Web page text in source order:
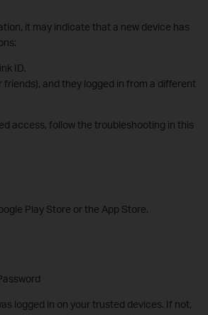
it may indicate that a new device has
ID.
friends), and they logged in from a different
access, follow the troubleshooting in this
Play Store or the App Store.
logged in on your trusted devices. If not,